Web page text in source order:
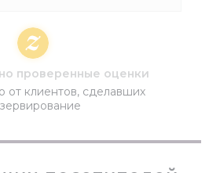
проверенные оценки
от клиентов, сделавших